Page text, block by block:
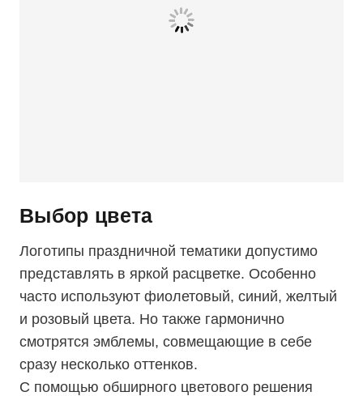
Выбор цвета
Логотипы праздничной тематики допустимо
представлять в яркой расцветке. Особенно
часто используют фиолетовый, синий, желтый
и розовый цвета. Но также гармонично
смотрятся эмблемы, совмещающие в себе
сразу несколько оттенков.
С помощью обширного цветового решения